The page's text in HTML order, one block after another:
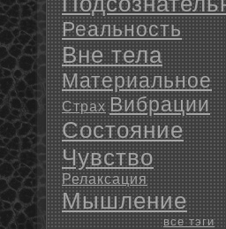
Реальность
Вне тела
Материальное
Страх Вибрации
Состояние
Чувство
Релаксация
Мышление
все тэги